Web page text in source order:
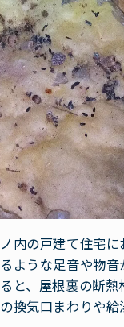
内の戸建て住宅
ような足音や物
と、屋根裏の断
換気口まわりや